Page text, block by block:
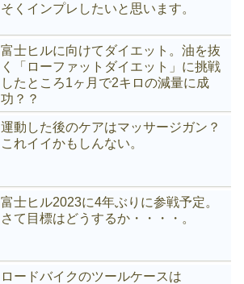
そくインプレしたいと思います。
富士ヒルに向けてダイエット。油を抜
く「ローファットダイエット」に挑戦
したところ1ヶ月で2キロの減量に成
功？？
運動した後のケアはマッサージガン？
これイイかもしんない。
富士ヒル2023に4年ぶりに参戦予定。
さて目標はどうするか・・・・。
ロードバイクのツールケースは